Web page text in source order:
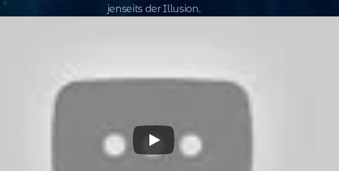
jenseits der Illusion.